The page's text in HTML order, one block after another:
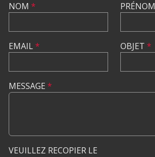
NOM *
EMAIL*
PRÉNOM
OBJET *
MESSAGE *
VEUILLEZ RECOPIER LE